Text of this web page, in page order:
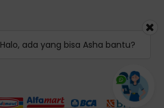
Halo, ada yang bisa Asha bantu?